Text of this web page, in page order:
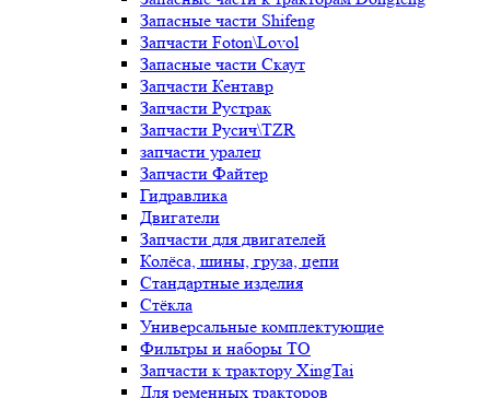
Запасные части Shifeng
Запчасти Foton\Lovol
Запасные части Скаут
Запчасти Кентавр
Запчасти Рустрак
Запчасти Русич\TZR
запчасти уралец
Запчасти Файтер
Гидравлика
Двигатели
Запчасти для двигателей
Колёса, шины, груза, цепи
Стандартные изделия
Стёкла
Универсальные комплектующие
Фильтры и наборы ТО
Запчасти к трактору XingTai
Для ременных тракторов